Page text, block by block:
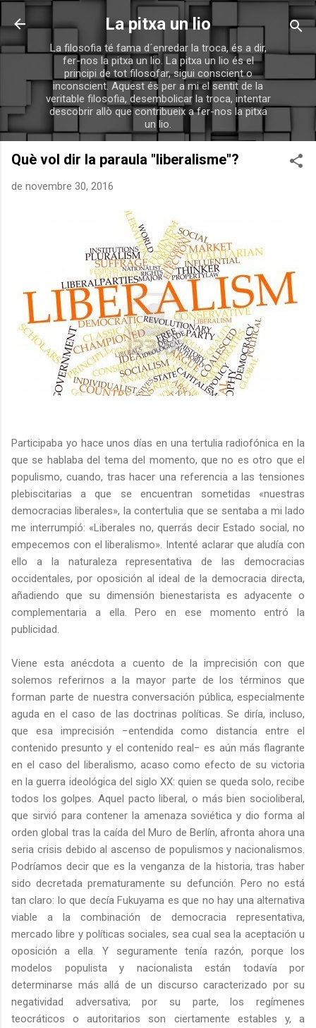
Salta al contingut principal
La pitxa un lio
La filosofia té fama d´enredar la troca, és a dir,
fer-nos la pitxa un lio. La pitxa un lio és el
principi de tot filosofar, sigui conscient o
inconscient. Aquest és per a mi el sentit de la
veritable filosofia, desembolicar la troca, intentar
descobrir allò que contribueix a fer-nos la pitxa
un lio.
Què vol dir la paraula "liberalisme"?
de novembre 30, 2016
Participaba yo hace unos días en una tertulia radiofónica en la
que se hablaba del tema del momento, que no es otro que el
populismo, cuando, tras hacer una referencia a las tensiones
plebiscitarias a que se encuentran sometidas «nuestras
democracias liberales», la contertulia que se sentaba a mi lado
me interrumpió: «Liberales no, querrás decir Estado social, no
empecemos con el liberalismo». Intenté aclarar que aludía con
ello a la naturaleza representativa de las democracias
occidentales, por oposición al ideal de la democracia directa,
añadiendo que su dimensión bienestarista es adyacente o
complementaria a ella. Pero en ese momento entró la
publicidad.
Viene esta anécdota a cuento de la imprecisión con que
solemos referirnos a la mayor parte de los términos que
forman parte de nuestra conversación pública, especialmente
aguda en el caso de las doctrinas políticas. Se diría, incluso,
que esa imprecisión −entendida como distancia entre el
contenido presunto y el contenido real− es aún más flagrante
en el caso del liberalismo, acaso como efecto de su victoria
en la guerra ideológica del siglo XX: quien se queda solo, recibe
todos los golpes. Aquel pacto liberal, o más bien socioliberal,
que sirvió para contener la amenaza soviética y dio forma al
orden global tras la caída del Muro de Berlín, afronta ahora una
seria crisis debido al ascenso de populismos y nacionalismos.
Podríamos decir que es la venganza de la historia, tras haber
sido decretada prematuramente su defunción. Pero no está
tan claro: lo que decía Fukuyama es que no hay una alternativa
viable a la combinación de democracia representativa,
mercado libre y políticas sociales, sea cual sea la aceptación u
oposición a ella. Y seguramente tenía razón, porque los
modelos populista y nacionalista están todavía por
determinarse más allá de un discurso caracterizado por su
negatividad adversativa; por su parte, los regímenes
teocráticos o autoritarios son ciertamente estables y, a